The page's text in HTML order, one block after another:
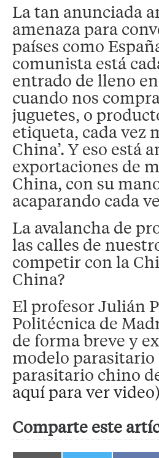
La tan anunciada
amenaza para
países como
comunista está
entrado de lleno
cuando nos
juguetes, o
etiqueta, cada vez
China’. Y eso está
exportaciones de
China, con su
acaparando cada
La avalancha de
las calles de
competir con la
China?
El profesor Julián
Politécnica de
de forma breve y
modelo parasitario
parasitario chino
aquí para ver video)
Comparte este